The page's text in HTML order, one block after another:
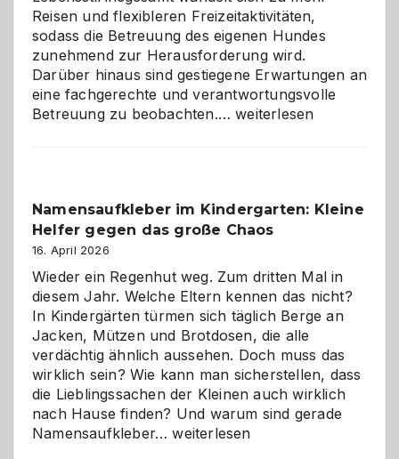
Reisen und flexibleren Freizeitaktivitäten,
sodass die Betreuung des eigenen Hundes
zunehmend zur Herausforderung wird.
Darüber hinaus sind gestiegene Erwartungen an
eine fachgerechte und verantwortungsvolle
Betreuung zu beobachten.…Betreuung
ist
eine
die
richtige
Wahl?
weiterlesen
Namensaufkleber im Kindergarten: Kleine
Helfer gegen das große Chaos
16. April 2026
Wieder ein Regenhut weg. Zum dritten Mal in
diesem Jahr. Welche Eltern kennen das nicht?
In Kindergärten türmen sich täglich Berge an
Jacken, Mützen und Brotdosen, die alle
verdächtig ähnlich aussehen. Doch muss das
wirklich sein? Wie kann man sicherstellen, dass
die Lieblingssachen der Kleinen auch wirklich
nach Hause finden? Und warum sind gerade
Namensaufkleber…Namensaufkleber
weiterlesen